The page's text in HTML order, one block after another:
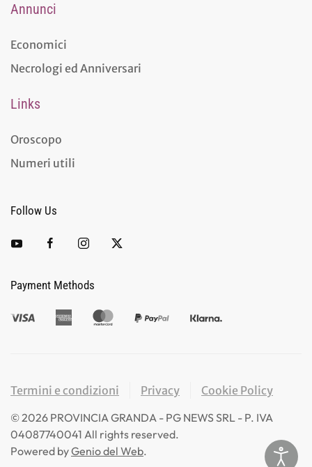
Annunci
Economici
Necrologi ed Anniversari
Links
Oroscopo
Numeri utili
Follow Us
Payment Methods
Termini e condizioni Privacy
Cookie Policy
©2026 PROVINCIA GRANDA - PG NEWS SRL - P. IVA
04087740041 All rights reserved.
Powered byGenio del Web.